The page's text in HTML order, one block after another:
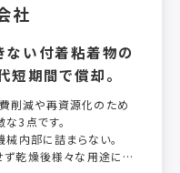
社
ない付着粘着物の
短期間で償却。
削減や再資源化のため
3点です。
械内部に詰まらない。
乾燥後様々な用途に活